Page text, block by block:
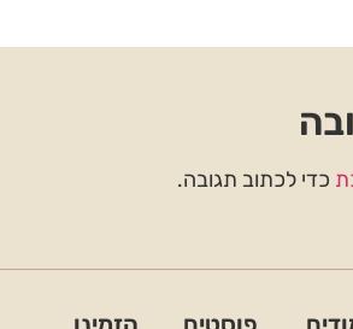
כדי לכתוב תגובה.